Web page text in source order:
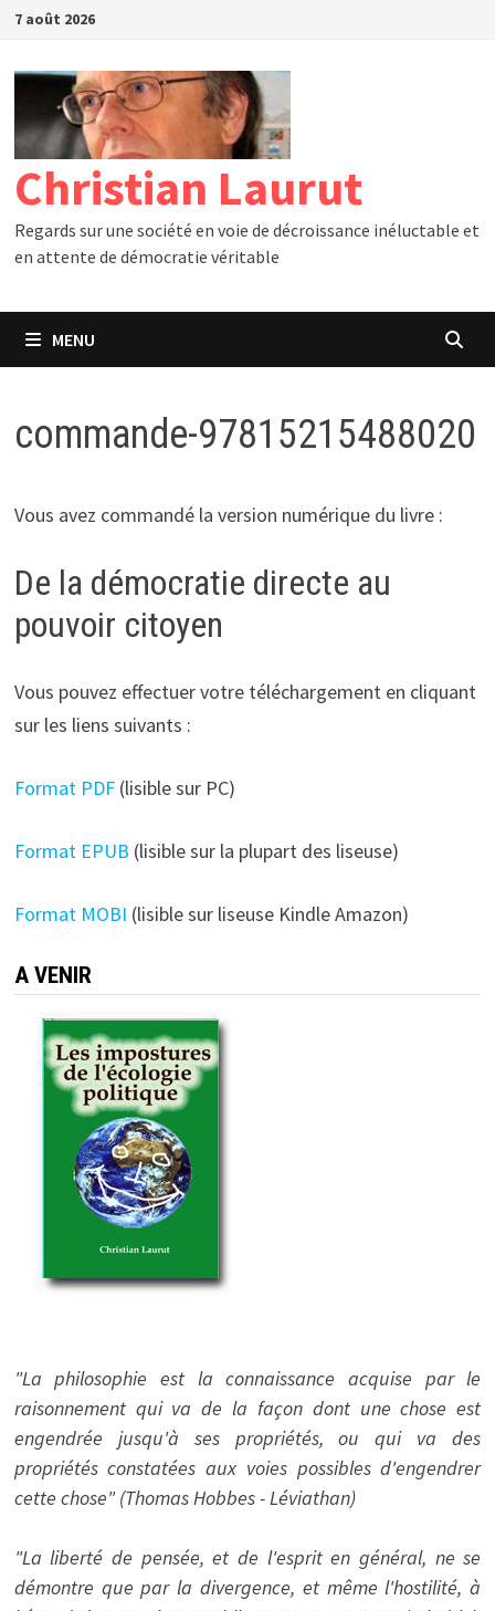
Passer
contenu
7 août 2026
Christian Laurut
Regards sur une société en voie de décroissance inéluctable et
en attente de démocratie véritable
MENU
commande-97815215488020
Vous avez commandé la version numérique du livre :
De la démocratie directe au
pouvoir citoyen
Vous pouvez effectuer votre téléchargement en cliquant
sur les liens suivants :
Format PDF(lisible sur PC)
Format EPUB (lisible sur la plupart des liseuse)
Format MOBI (lisible sur liseuse Kindle Amazon)
A VENIR
"La philosophie est la connaissance acquise par le
raisonnement qui va de la façon dont une chose est
engendrée jusqu'à ses propriétés, ou qui va des
propriétés constatées aux voies possibles d'engendrer
cette chose" (Thomas Hobbes - Léviathan)
"La liberté de pensée, et de l'esprit en général, ne se
démontre que par la divergence, et même l'hostilité, à